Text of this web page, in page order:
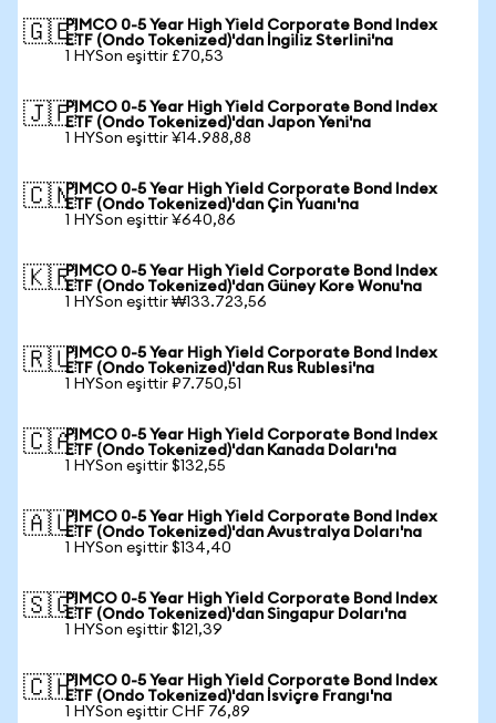
🇬🇧PIMCO 0-5 Year High Yield Corporate Bond Index
ETF (Ondo Tokenized)'dan İngiliz Sterlini'na
1 HYSon eşittir £70,53
🇯🇵PIMCO 0-5 Year High Yield Corporate Bond Index
ETF (Ondo Tokenized)'dan Japon Yeni'na
1 HYSon eşittir ¥14.988,88
🇨🇳PIMCO 0-5 Year High Yield Corporate Bond Index
ETF (Ondo Tokenized)'dan Çin Yuanı'na
1 HYSon eşittir ¥640,86
🇰🇷PIMCO 0-5 Year High Yield Corporate Bond Index
ETF (Ondo Tokenized)'dan Güney Kore Wonu'na
1 HYSon eşittir ₩133.723,56
🇷🇺PIMCO 0-5 Year High Yield Corporate Bond Index
ETF (Ondo Tokenized)'dan Rus Rublesi'na
1 HYSon eşittir ₽7.750,51
🇨🇦PIMCO 0-5 Year High Yield Corporate Bond Index
ETF (Ondo Tokenized)'dan Kanada Doları'na
1 HYSon eşittir $132,55
🇦🇺PIMCO 0-5 Year High Yield Corporate Bond Index
ETF (Ondo Tokenized)'dan Avustralya Doları'na
1 HYSon eşittir $134,40
🇸🇬PIMCO 0-5 Year High Yield Corporate Bond Index
ETF (Ondo Tokenized)'dan Singapur Doları'na
1 HYSon eşittir $121,39
🇨🇭PIMCO 0-5 Year High Yield Corporate Bond Index
ETF (Ondo Tokenized)'dan İsviçre Frangı'na
1 HYSon eşittir CHF 76,89